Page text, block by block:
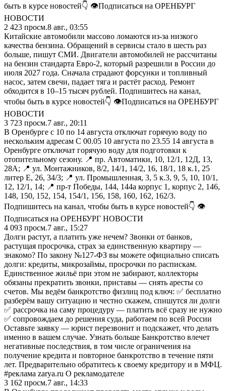
быть в курсе новостей👇 👁Подписаться на ОРЕНБУРГ
НОВОСТИ
2 423 просм.8 авг., 03:55
Китайские автомобили массово ломаются из‑за низкого
качества бензина. Обращений в сервисы стало в шесть раз
больше, пишут СМИ. Двигатели автомобилей не рассчитаны
на бензин стандарта Евро‑2, который разрешили в России до
июля 2027 года. Сначала страдают форсунки и топливный
насос, затем свечи, падает тяга и растёт расход. Ремонт
обходится в 10–15 тысяч рублей. Подпишитесь на канал,
чтобы быть в курсе новостей👇 👁Подписаться на ОРЕНБУРГ
НОВОСТИ
3 723 просм.7 авг., 20:11
В Оренбурге с 10 по 14 августа отключат горячую воду по
нескольким адресам С 00.05 10 августа по 23.55 14 августа в
Оренбурге отключат горячую воду для подготовки к
отопительному сезону. 📍 пр. Автоматики, 10, 12/1, 12Д, 13,
28А; 📍 ул. Монтажников, 8/2, 14/1, 14/2, 16, 18/1, 18 к.1, 25
литер Е, 26, 34/3; 📍 ул. Промышленная, 3, 5 к.3, 9, 5, 10, 10/1,
12, 12/1, 14; 📍 пр-т Победы, 144, 144а корпус 1, корпус 2, 146,
148, 150, 152, 154, 154/1, 156, 158, 160, 162, 162/3.
Подпишитесь на канал, чтобы быть в курсе новостей👇 👁
Подписаться на ОРЕНБУРГ НОВОСТИ
4 093 просм.7 авг., 15:27
Долги растут, а платить уже нечем? Звонки от банков,
растущая просрочка, страх за единственную квартиру —
знакомо? По закону №127-ФЗ вы можете официально списать
долги: кредиты, микрозаймы, просрочки по распискам.
Единственное жильё при этом не забирают, коллекторы
обязаны прекратить звонки, приставы — снять аресты со
счетов. Мы ведём банкротство физлиц под ключ: ✅ бесплатно
разберём вашу ситуацию и честно скажем, спишутся ли долги
✅ рассрочка на саму процедуру — платить всё сразу не нужно
✅ сопровождаем до решения суда, работаем по всей России
Оставьте заявку — юрист перезвонит и подскажет, что делать
именно в вашем случае. Узнать больше Банкротство влечет
негативные последствия, в том числе ограничения на
получение кредита и повторное банкротство в течение пяти
лет. Предварительно обратитесь к своему кредитору и в МФЦ.
#реклама zarya.ru О рекламодателе
3 162 просм.7 авг., 14:33